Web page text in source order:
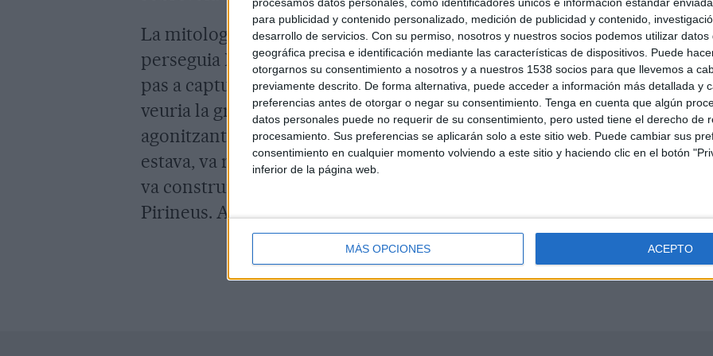
para publicidad y contenido personalizado, medición de publicidad y contenido,
desarrollo de servicios. Con su permiso, nosotros y nuestros socios podemos utilizar datos
geográfica precisa e identificación mediante las características de dispositivos. Puede
otorgarnos su consentimiento a nosotros y a nuestros 1538 socios para que llevemos a
previamente descrito. De forma alternativa, puede acceder a información más detallada y
preferencias antes de otorgar o negar su consentimiento. Tenga en cuenta que algún
datos personales puede no requerir de su consentimiento, pero usted tiene el derecho de
procesamiento. Sus preferencias se aplicarán solo a este sitio web. Puede cambiar sus
consentimiento en cualquier momento volviendo a este sitio y haciendo clic en el botón
inferior de la página web.
MÁS OPCIONES ACEPTO
La mitologia catalana va adaptar el mite. Deia que Gerió, gairebé
perseguia Pirene, que n'era la reina, per matar-la i arrabassar-li el
pas a capturar-la, va cremar una gran estesa de terreny per matar-la.
veuria la gran columna de fum i hi correria a veure què passava.
agonitzant enmig del foc. La va voler salvar, però ja era massa tard.
estava, va reptar en duel Gerió i el vencé. En acabat, va arreplegar
va construir un gran mausoleu en memòria de Pirene i en honor
Pirineus. Aquesta tradició la recull l'Atlàntida de Jacint Verdaguer.